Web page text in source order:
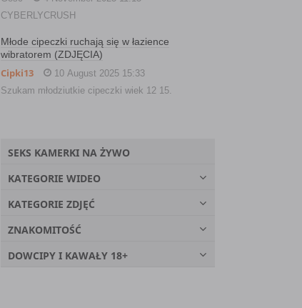
CYBERLYCRUSH
Młode cipeczki ruchają się w łazience
wibratorem (ZDJĘCIA)
Cipki13
10 August 2025 15:33
Szukam młodziutkie cipeczki wiek 12 15.
SEKS KAMERKI NA ŻYWO
KATEGORIE WIDEO
KATEGORIE ZDJĘĆ
ZNAKOMITOŚĆ
DOWCIPY I KAWAŁY 18+